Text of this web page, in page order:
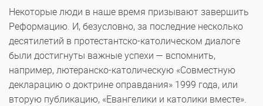
Некоторые люди в наше время призывают завершить
Реформацию. И, безусловно, за последние несколько
десятилетий в протестантско-католическом диалоге
были достигнуты важные успехи — вспомнить,
например, лютеранско-католическую «Совместную
декларацию о доктрине оправдания» 1999 года, или
вторую публикацию, «Евангелики и католики вместе».